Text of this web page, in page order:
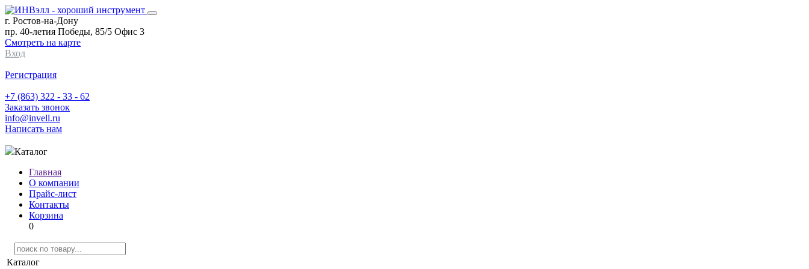
г. Ростов-на-Дону
пр. 40-летия Победы, 85/5 Офис 3
Смотреть на карте
Вход
Регистрация
+7 (863) 322 - 33 - 62
Заказать звонок
info@invell.ru
Написать нам
Каталог
Главная
О компании
Прайс-лист
Контакты
Корзина
0
Каталог